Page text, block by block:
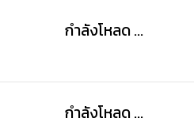
กำลังโหลด ...
กำลังโหลด ...